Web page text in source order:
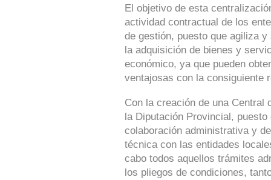
El objetivo de esta
actividad contractual de los
de gestión, puesto que agiliza
la adquisición de bienes y
económico, ya que pueden
ventajosas con la consiguiente
Con la creación de una Central
la Diputación Provincial,
colaboración administrativa y
técnica con las entidades
cabo todos aquellos trámites
los pliegos de condiciones,